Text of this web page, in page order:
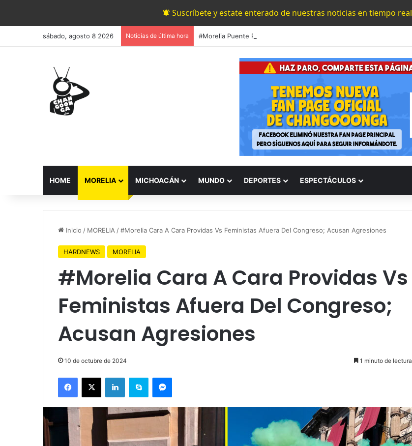
Suscríbete y estate enterado de nuestras noticias en tiempo real
sábado, agosto 8 2026 Noticias de última hora
HOME MORELIA MICHOACÁN MUNDO DEPORTES ESPECTÁCULOS
Inicio / MORELIA /#Morelia Cara A Cara Providas Vs Feministas Afuera Del Congreso; Acusan Agresiones
HARDNEWS MORELIA
#Morelia Cara A Cara Providas Vs
Feministas Afuera Del Congreso;
Acusan Agresiones
10 de octubre de 2024 1 minuto de lectura
Facebook
X LinkedInSkype Messenger